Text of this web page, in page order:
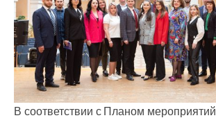
В соответствии с Планом мероприятий